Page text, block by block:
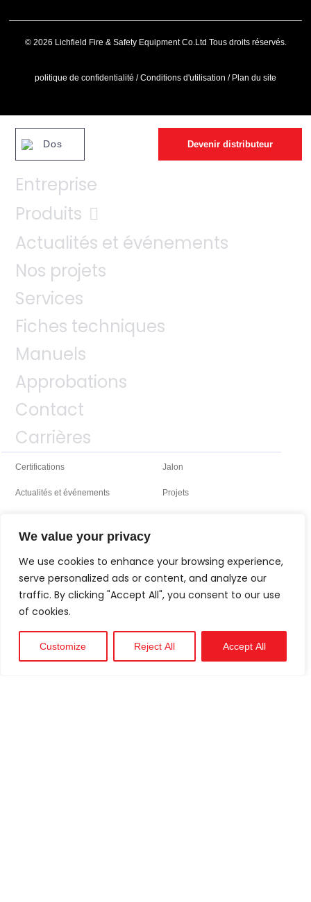
We value your privacy
We use cookies to enhance your browsing experience,
serve personalized ads or content, and analyze our
traffic. By clicking "Accept All", you consent to our use
of cookies.
Customize Reject All Accept All
© 2026 Lichfield Fire & Safety Equipment Co.Ltd Tous droits réservés.
politique de confidentialité /Conditions d'utilisation / Plan du site
Technique
Soutien
Dos Devenir distributeur
Entreprise
Produits
Actualités et événements
Nos projets
Services
Fiches techniques
Manuels
Approbations
Contact
Carrières
Certifications Jalon
Actualités et événements Projets